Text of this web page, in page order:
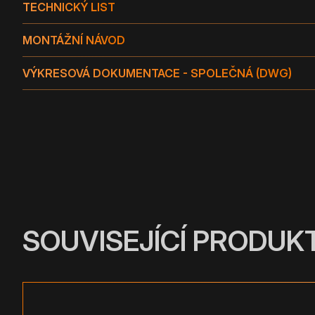
TECHNICKÝ LIST
MONTÁŽNÍ NÁVOD
VÝKRESOVÁ DOKUMENTACE - SPOLEČNÁ (DWG)
SOUVISEJÍCÍ